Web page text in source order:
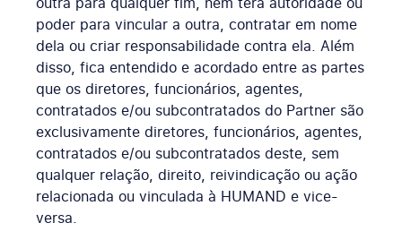
poder para vincular a outra, contratar em nome
dela ou criar responsabilidade contra ela. Além
disso, fica entendido e acordado entre as partes
que os diretores, funcionários, agentes,
contratados e/ou subcontratados do Partner são
exclusivamente diretores, funcionários, agentes,
contratados e/ou subcontratados deste, sem
qualquer relação, direito, reivindicação ou ação
relacionada ou vinculada à HUMAND e vice-
versa.